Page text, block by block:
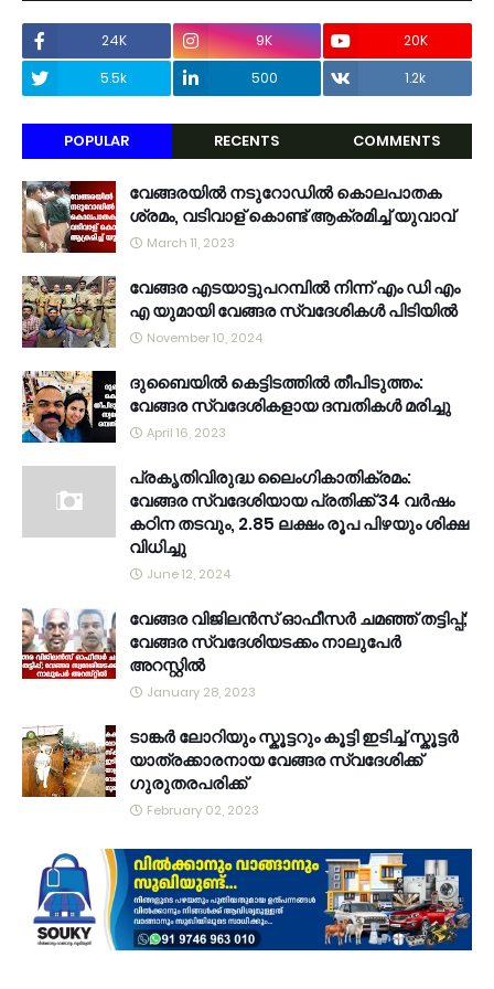
24K 9K
20K
5.5k
500 1.2k
POPULAR RECENTS COMMENTS
വേങ്ങരയിൽ നടുറോഡിൽ കൊലപാതക
ശ്രമം, വടിവാള് കൊണ്ട് ആക്രമിച്ച് യുവാവ്
March 11, 2023
വേങ്ങര എടയാട്ടുപറമ്പിൽ നിന്ന് എം ഡി എം
എ യുമായി വേങ്ങര സ്വദേശികൾ പിടിയിൽ
November 10, 2024
ദുബൈയിൽ കെട്ടിടത്തിൽ തീപിടുത്തം:
വേങ്ങര സ്വദേശികളായ ദമ്പതികൾ മരിച്ചു
April 16, 2023
പ്രകൃതിവിരുദ്ധ ലൈംഗികാതിക്രമം:
വേങ്ങര സ്വദേശിയായ പ്രതിക്ക് 34 വര്‍ഷം
കഠിന തടവും, 2.85 ലക്ഷം രൂപ പിഴയും ശിക്ഷ
വിധിച്ചു
June 12, 2024
വേങ്ങര വിജിലൻസ് ഓഫീസർ ചമഞ്ഞ് തട്ടിപ്പ്;
വേങ്ങര സ്വദേശിയടക്കം നാലുപേർ
അറസ്റ്റിൽ
January 28, 2023
ടാങ്കർ ലോറിയും സ്കൂട്ടറും കൂട്ടി ഇടിച്ച് സ്കൂട്ടർ
യാത്രക്കാരനായ വേങ്ങര സ്വദേശിക്ക്
ഗുരുതരപരിക്ക്
February 02, 2023